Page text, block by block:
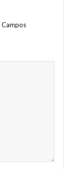
Campos